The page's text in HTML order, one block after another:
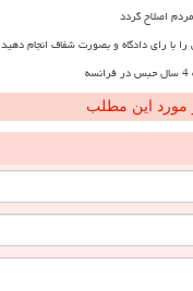
اصلاح گردد
با رای دادگاه و بصورت شفاف انجام دهید
مورد این مطلب